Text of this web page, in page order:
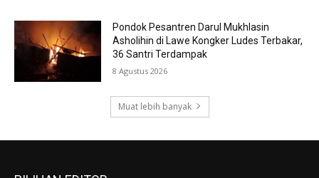
Pondok Pesantren Darul Mukhlasin
Asholihin di Lawe Kongker Ludes Terbakar,
36 Santri Terdampak
8 Agustus 2026
Muat lebih banyak